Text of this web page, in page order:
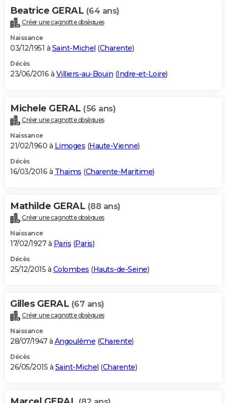
Beatrice GERAL (64 ans)
Créer une cagnotte obsèques
Naissance
03/12/1951 à Saint-Michel (Charente)
Décès
23/06/2016 à Villiers-au-Bouin (Indre-et-Loire)
Michele GERAL (56 ans)
Créer une cagnotte obsèques
Naissance
21/02/1960 à Limoges (Haute-Vienne)
Décès
16/03/2016 à Thaims (Charente-Maritime)
Mathilde GERAL (88 ans)
Créer une cagnotte obsèques
Naissance
17/02/1927 à Paris (Paris)
Décès
25/12/2015 à Colombes (Hauts-de-Seine)
Gilles GERAL (67 ans)
Créer une cagnotte obsèques
Naissance
28/07/1947 à Angoulême (Charente)
Décès
26/05/2015 à Saint-Michel (Charente)